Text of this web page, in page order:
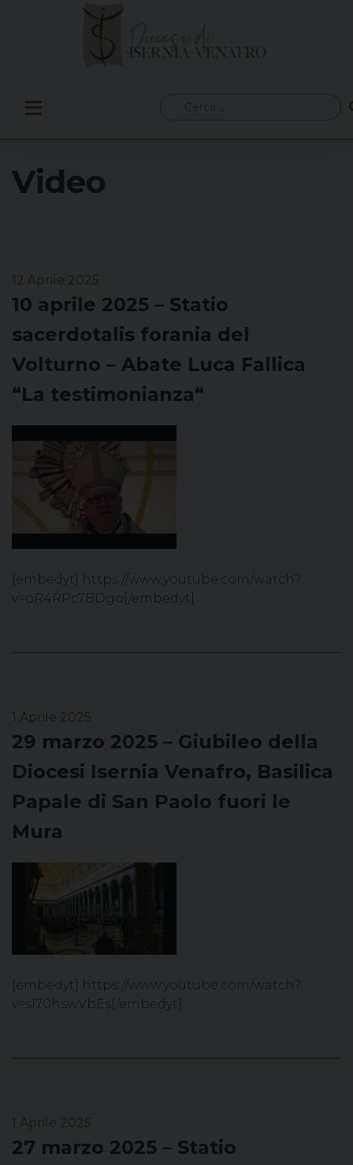
per:
Video
12 Aprile 2025
10 aprile 2025 – Statio
sacerdotalis forania del
Volturno – Abate Luca Fallica
“La testimonianza“
[embedyt] https://www.youtube.com/watch?
v=oR4RPc7BDgo[/embedyt]
1 Aprile 2025
29 marzo 2025 – Giubileo della
Diocesi Isernia Venafro, Basilica
Papale di San Paolo fuori le
Mura
[embedyt] https://www.youtube.com/watch?
v=sl70hswVbEs[/embedyt]
1 Aprile 2025
27 marzo 2025 – Statio